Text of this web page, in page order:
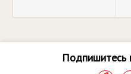
Подпишитесь